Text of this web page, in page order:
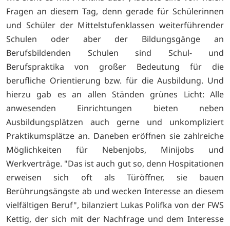
Fragen an diesem Tag, denn gerade für Schülerinnen
und Schüler der Mittelstufenklassen weiterführender
Schulen oder aber der Bildungsgänge an
Berufsbildenden Schulen sind Schul- und
Berufspraktika von großer Bedeutung für die
berufliche Orientierung bzw. für die Ausbildung. Und
hierzu gab es an allen Ständen grünes Licht: Alle
anwesenden Einrichtungen bieten neben
Ausbildungsplätzen auch gerne und unkompliziert
Praktikumsplätze an. Daneben eröffnen sie zahlreiche
Möglichkeiten für Nebenjobs, Minijobs und
Werkverträge. "Das ist auch gut so, denn Hospitationen
erweisen sich oft als Türöffner, sie bauen
Berührungsängste ab und wecken Interesse an diesem
vielfältigen Beruf", bilanziert Lukas Polifka von der FWS
Kettig, der sich mit der Nachfrage und dem Interesse